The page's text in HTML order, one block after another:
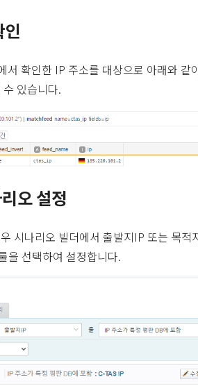
인
서 확인한 IP 주소를 대상으로 아래와 같
있습니다.
오 설정
시나리오 빌더에서 출발지IP 또는 목적
을 선택하여 설정합니다.